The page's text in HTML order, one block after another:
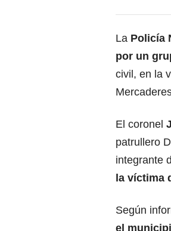
La Policía
por un
civil, en la
El coronel
patrullero
integrante
la víctima
Según
el